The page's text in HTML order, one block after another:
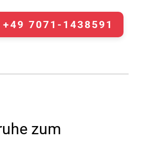
7071-1438591
zum